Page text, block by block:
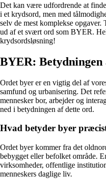
Det kan være udfordrende at
i et krydsord, men med
selv de mest komplekse
ud af et svært ord som BYER.
krydsordsløsning!
BYER:
Ordet byer er en vigtig del af
samfund og urbanisering. Det
mennesker bor, arbejder og
ned i betydningen af dette ord.
Hvad betyder byer
Ordet byer kommer fra det
bebygget eller befolket område.
virksomheder, offentlige
menneskers daglige liv.